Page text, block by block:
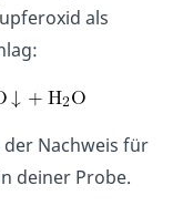
als
der Nachweis für
deiner Probe.